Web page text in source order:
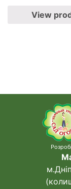
View